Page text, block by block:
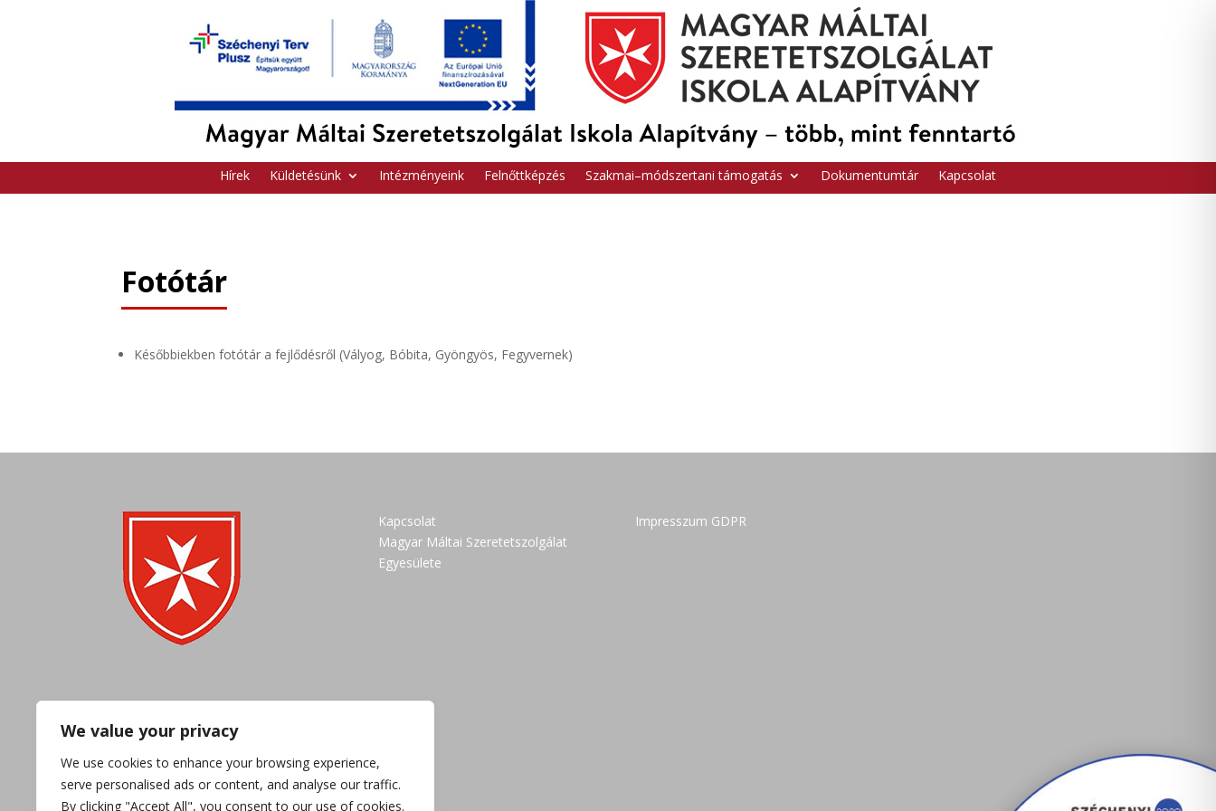
We value your privacy
We use cookies to enhance your browsing experience,
serve personalised ads or content, and analyse our traffic.
By clicking "Accept All", you consent to our use of cookies.
Hírek Küldetésünk Intézményeink Felnőttképzés Szakmai–módszertani támogatás Dokumentumtár Kapcsolat
Fotótár
Későbbiekben fotótár a fejlődésről (Vályog, Bóbita, Gyöngyös, Fegyvernek)
Kapcsolat
Magyar Máltai Szeretetszolgálat
Egyesülete
Impresszum GDPR